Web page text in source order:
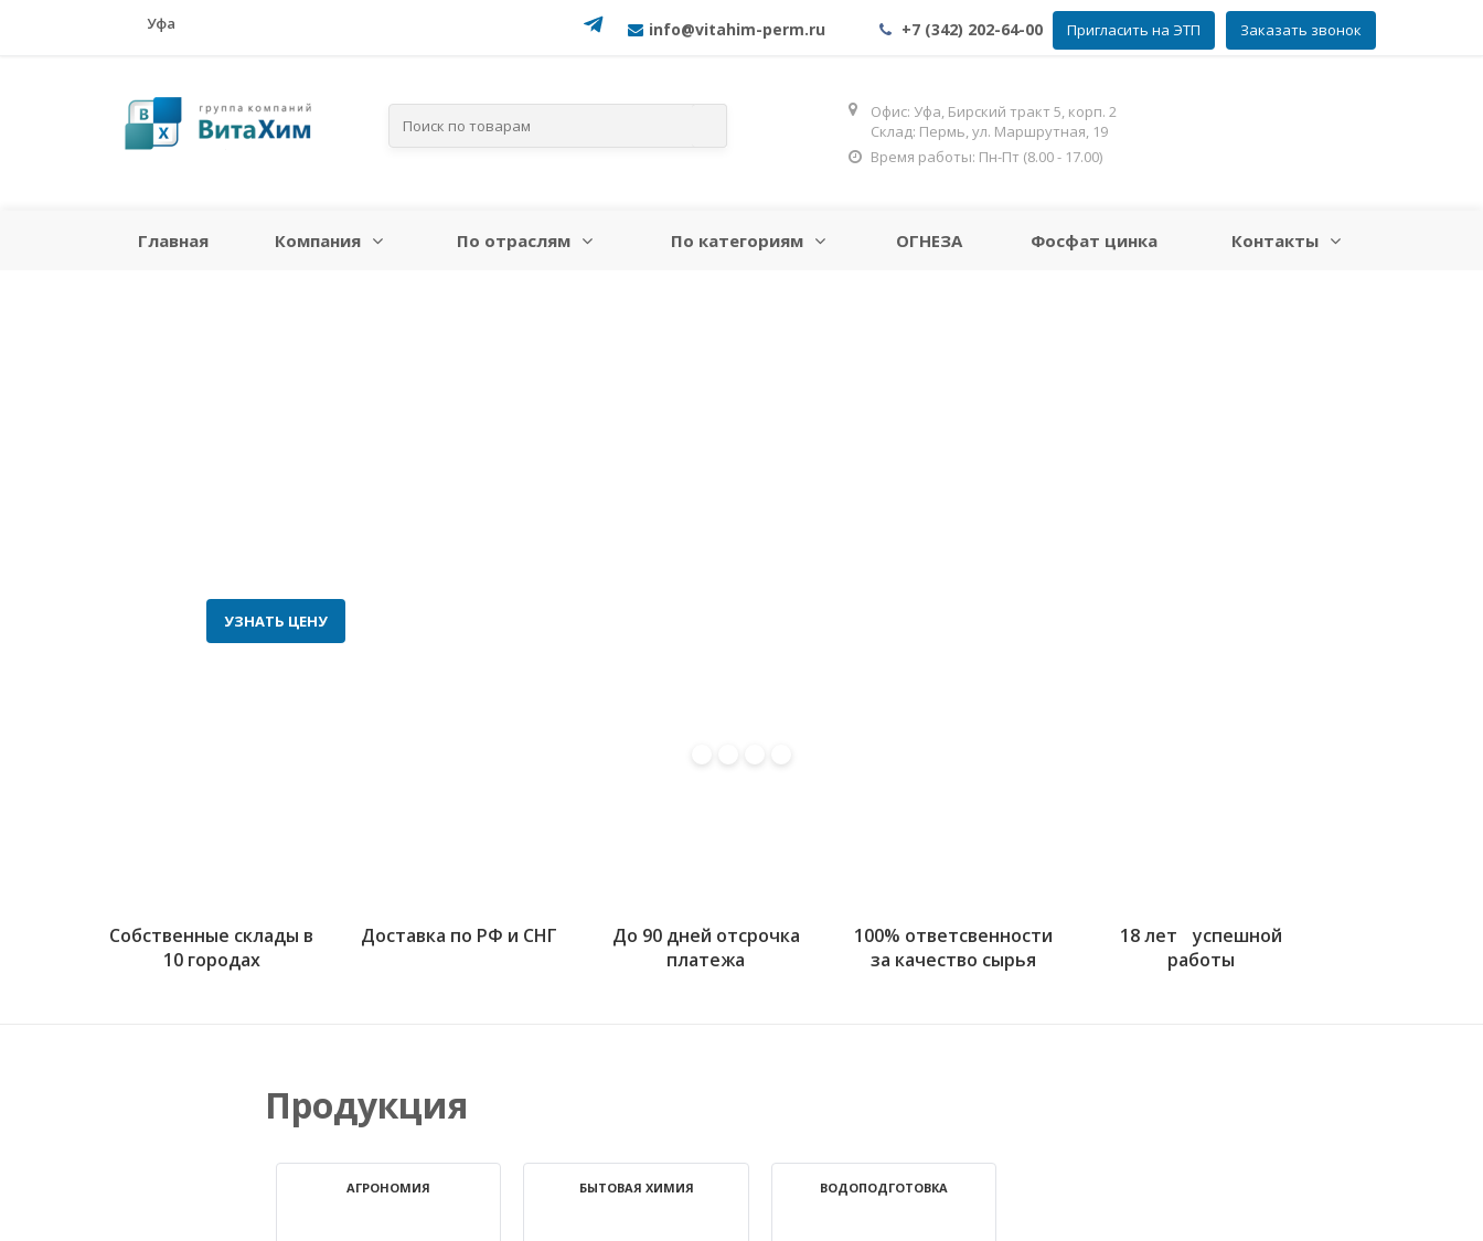
Уфа info@vitahim-perm.ru +7 (342) 202-64-00 Заказать звонок
Пригласить на ЭТП
Офис: Уфа, Бирский тракт 5, корп. 2
Склад: Пермь, ул. Маршрутная, 19
Время работы: Пн-Пт (8.00 - 17.00)
Главная Компания По отраслям По категориям ОГНЕЗА Фосфат цинка Контакты
УЗНАТЬ ЦЕНУ
Собственные склады в
10 городах
Доставка по РФ и СНГ
До 90 дней отсрочка
платежа
100% ответсвенности
за качество сырья
18 лет успешной
работы
Продукция
АГРОНОМИЯ БЫТОВАЯ ХИМИЯ ВОДОПОДГОТОВКА